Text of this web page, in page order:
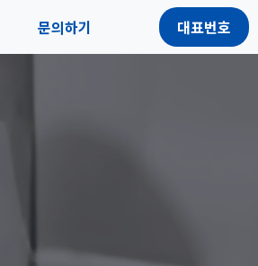
문의하기 대표번호